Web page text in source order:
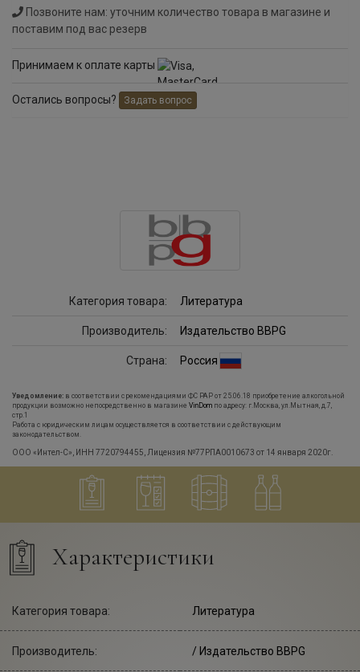
Позвоните нам: уточним количество товара в магазине и
поставим под вас резерв
Принимаем к оплате карты
Остались вопросы? Задать вопрос
Категория товара: Литература
Производитель: Издательство BBPG
Страна: Россия
Уведомление: в соответствии с рекомендациями ФС РАР от 25.06.18 приобретение алкогольной
продукции возможно непосредственно в магазине VinDom по адресу: г.Москва, ул.Мытная, д.7,
стр.1
Работа с юридическим лицам осуществляется в соответствии с действующим
законодательством.
ООО «Интел-С», ИНН 7720794455, Лицензия №77РПА0010673 от 14 января 2020г.
Характеристики
Категория товара: Литература
Производитель: / Издательство BBPG